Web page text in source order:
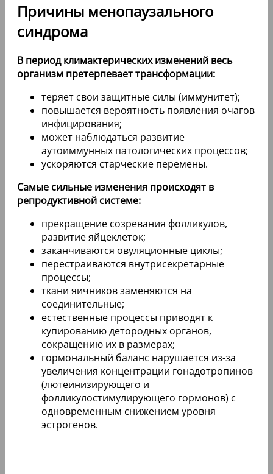
Причины менопаузального
синдрома
В период климактерических изменений весь
организм претерпевает трансформации:
теряет свои защитные силы (иммунитет);
повышается вероятность появления очагов
инфицирования;
может наблюдаться развитие
аутоиммунных патологических процессов;
ускоряются старческие перемены.
Самые сильные изменения происходят в
репродуктивной системе:
прекращение созревания фолликулов,
развитие яйцеклеток;
заканчиваются овуляционные циклы;
перестраиваются внутрисекретарные
процессы;
ткани яичников заменяются на
соединительные;
естественные процессы приводят к
купированию детородных органов,
сокращению их в размерах;
гормональный баланс нарушается из-за
увеличения концентрации гонадотропинов
(лютеинизирующего и
фолликулостимулирующего гормонов) с
одновременным снижением уровня
эстрогенов.